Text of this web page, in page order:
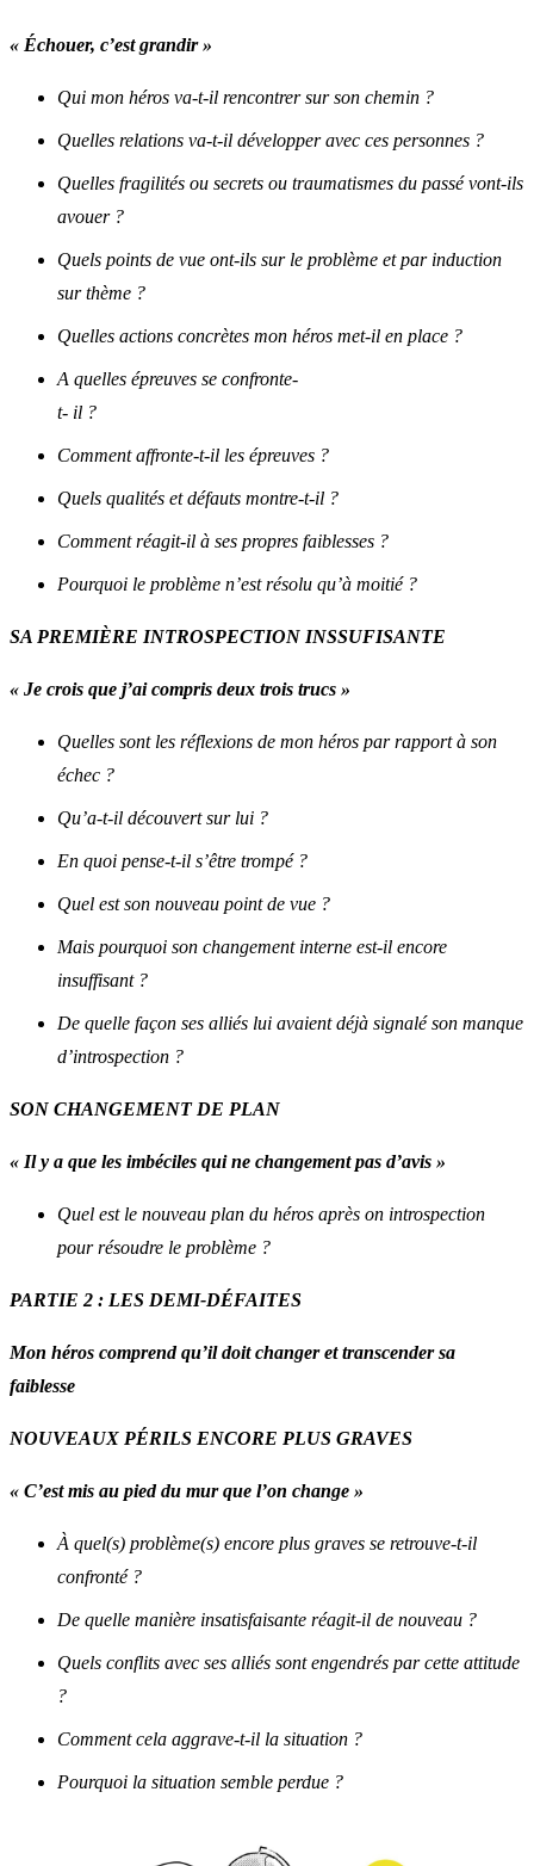
« Échouer, c’est grandir »
Qui mon héros va-t-il rencontrer sur son chemin ?
Quelles relations va-t-il développer avec ces personnes ?
Quelles fragilités ou secrets ou traumatismes du passé vont-ils
avouer ?
Quels points de vue ont-ils sur le problème et par induction
sur thème ?
Quelles actions concrètes mon héros met-il en place ?
A quelles épreuves se confronte-
t- il ?
Comment affronte-t-il les épreuves ?
Quels qualités et défauts montre-t-il ?
Comment réagit-il à ses propres faiblesses ?
Pourquoi le problème n’est résolu qu’à moitié ?
SA PREMIÈRE INTROSPECTION INSSUFISANTE
« Je crois que j’ai compris deux trois trucs »
Quelles sont les réflexions de mon héros par rapport à son
échec ?
Qu’a-t-il découvert sur lui ?
En quoi pense-t-il s’être trompé ?
Quel est son nouveau point de vue ?
Mais pourquoi son changement interne est-il encore
insuffisant ?
De quelle façon ses alliés lui avaient déjà signalé son manque
d’introspection ?
SON CHANGEMENT DE PLAN
« Il y a que les imbéciles qui ne changement pas d’avis »
Quel est le nouveau plan du héros après on introspection
pour résoudre le problème ?
PARTIE 2 : LES DEMI-DÉFAITES
Mon héros comprend qu’il doit changer et transcender sa
faiblesse
NOUVEAUX PÉRILS ENCORE PLUS GRAVES
« C’est mis au pied du mur que l’on change »
À quel(s) problème(s) encore plus graves se retrouve-t-il
confronté ?
De quelle manière insatisfaisante réagit-il de nouveau ?
Quels conflits avec ses alliés sont engendrés par cette attitude
?
Comment cela aggrave-t-il la situation ?
Pourquoi la situation semble perdue ?